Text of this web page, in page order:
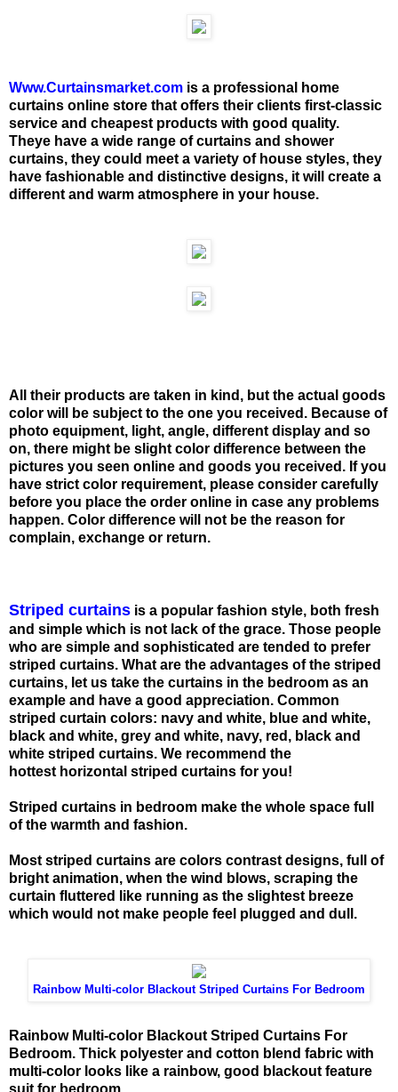
Www.Curtainsmarket.com is a professional home
curtains online store that offers their clients first-classic
service and cheapest products with good quality.
Theye have a wide range of curtains and shower
curtains, they could meet a variety of house styles, they
have fashionable and distinctive designs, it will create a
different and warm atmosphere in your house.
All their products are taken in kind, but the actual goods
color will be subject to the one you received. Because of
photo equipment, light, angle, different display and so
on, there might be slight color difference between the
pictures you seen online and goods you received. If you
have strict color requirement, please consider carefully
before you place the order online in case any problems
happen. Color difference will not be the reason for
complain, exchange or return.
Striped curtains is a popular fashion style, both fresh
and simple which is not lack of the grace. Those people
who are simple and sophisticated are tended to prefer
striped curtains. What are the advantages of the striped
curtains, let us take the curtains in the bedroom as an
example and have a good appreciation. Common
striped curtain colors: navy and white, blue and white,
black and white, grey and white, navy, red, black and
white striped curtains. We recommend the
hottest horizontal striped curtains for you!
Striped curtains in bedroom make the whole space full
of the warmth and fashion.
Most striped curtains are colors contrast designs, full of
bright animation, when the wind blows, scraping the
curtain fluttered like running as the slightest breeze
which would not make people feel plugged and dull.
Rainbow Multi-color Blackout Striped Curtains For Bedroom
Rainbow Multi-color Blackout Striped Curtains For
Bedroom. Thick polyester and cotton blend fabric with
multi-color looks like a rainbow, good blackout feature
suit for bedroom